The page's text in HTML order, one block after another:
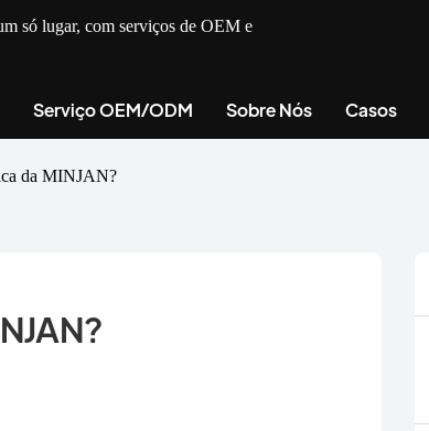
só lugar, com serviços de OEM e
Serviço OEM/ODM Sobre Nós Casos
da MINJAN?